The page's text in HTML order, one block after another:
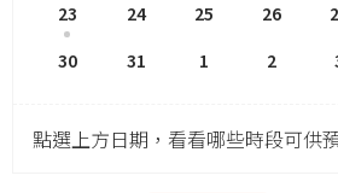
23
24 25 26
30
31 1 2
點選上方日期，看看哪些時段可供